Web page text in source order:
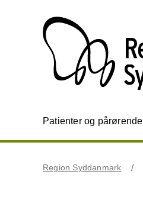
Patienter og pårørende
Region Syddanmark